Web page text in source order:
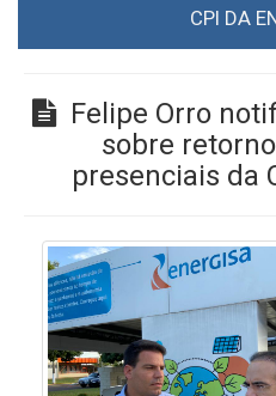
CPI DA
Felipe Orro
sobre
presenciais da